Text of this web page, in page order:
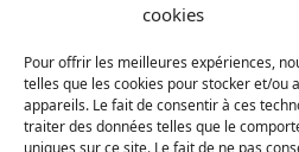
cookies
Pour offrir les meilleures expériences,
telles que les cookies pour stocker et/ou
appareils. Le fait de consentir à ces
traiter des données telles que le
uniques sur ce site. Le fait de ne pas